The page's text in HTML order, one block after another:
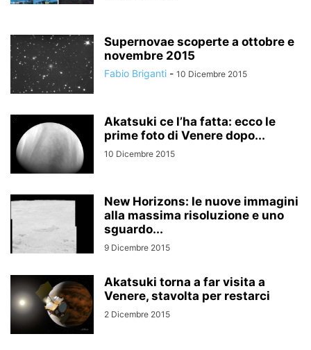
Supernovae scoperte a ottobre e
novembre 2015
Fabio Briganti - 10 Dicembre 2015
Akatsuki ce l’ha fatta: ecco le
prime foto di Venere dopo...
10 Dicembre 2015
New Horizons: le nuove immagini
alla massima risoluzione e uno
sguardo...
9 Dicembre 2015
Akatsuki torna a far visita a
Venere, stavolta per restarci
2 Dicembre 2015